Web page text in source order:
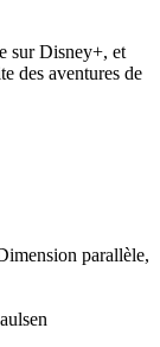
sur Disney+, et
des aventures de
parallèle,